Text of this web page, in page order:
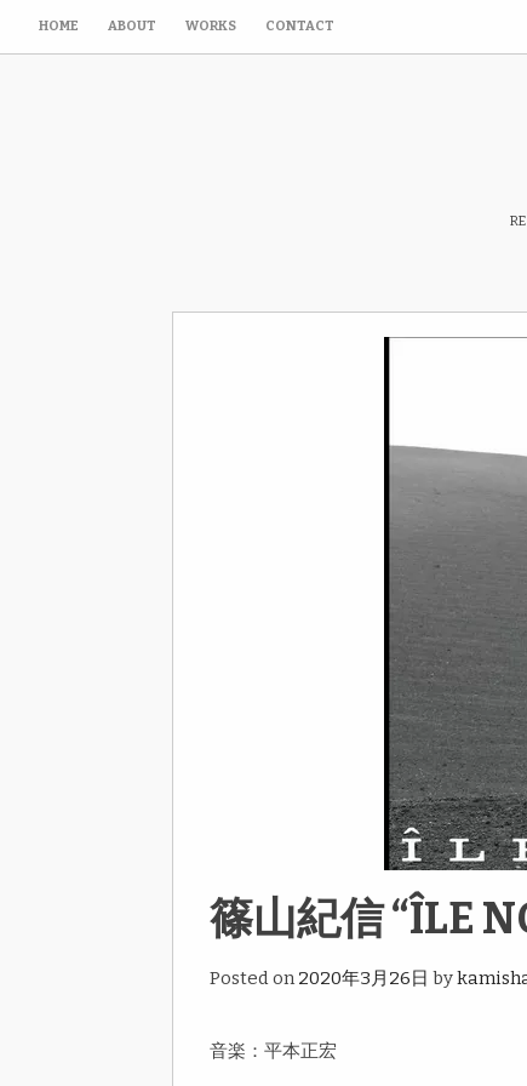
HOME ABOUT WORKS CONTACT
篠山紀信 “ÎLE
Posted on2020年3月26日 by
音楽：平本正宏